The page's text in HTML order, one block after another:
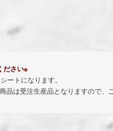
ださい※
ートになります。
品は受注生産品となりますので、